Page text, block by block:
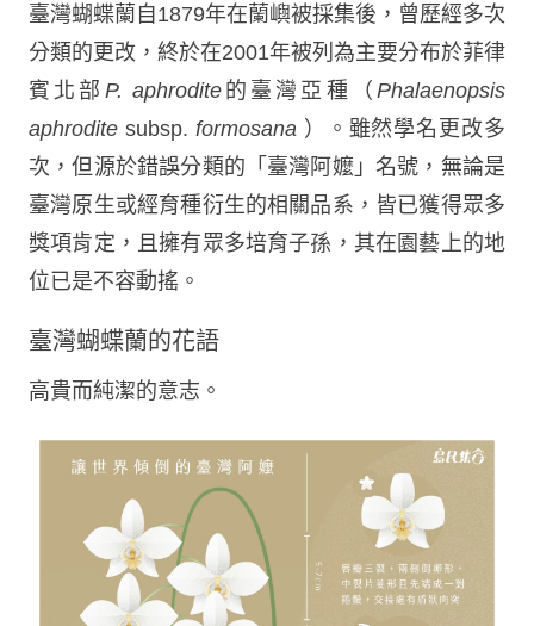
臺灣蝴蝶蘭自1879年在蘭嶼被採集後，曾歷經多次
分類的更改，終於在2001年被列為主要分布於菲律
賓北部 P. aphrodite的臺灣亞種（Phalaenopsis
aphrodite subsp. formosana ）。雖然學名更改多
次，但源於錯誤分類的「臺灣阿嬤」名號，無論是
臺灣原生或經育種衍生的相關品系，皆已獲得眾多
獎項肯定，且擁有眾多培育子孫，其在園藝上的地
位已是不容動搖。
臺灣蝴蝶蘭的花語
高貴而純潔的意志。